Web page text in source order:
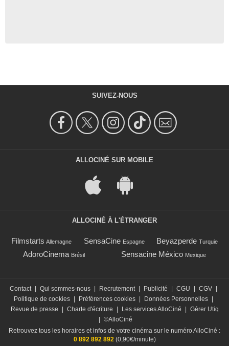
SUIVEZ-NOUS
ALLOCINÉ SUR MOBILE
ALLOCINÉ À L'ÉTRANGER
Filmstarts Allemagne SensaCine Espagne Beyazperde Turquie
AdoroCinema Brésil Sensacine México Mexique
Contact Qui sommes-nous Recrutement Publicité CGU CGV
Politique de cookies
Préférences cookies Données Personnelles
Revue de presse
Charte d'écriture Les services AlloCiné
Gérer Utiq
©AlloCiné
Retrouvez tous les horaires et infos de votre cinéma sur le numéro AlloCiné :
0 892 892 892(0,90€/minute)